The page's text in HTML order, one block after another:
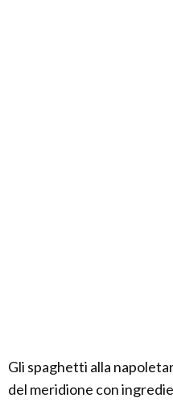
Gli spaghetti alla
del meridione con